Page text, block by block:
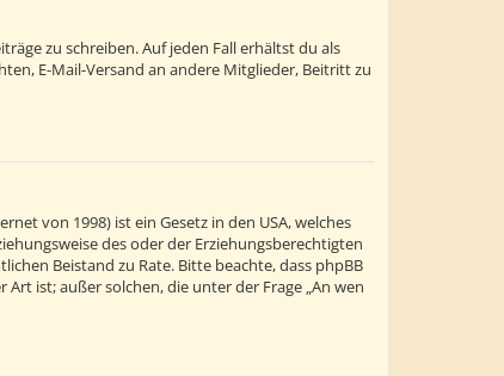
zu schreiben. Auf jeden Fall erhältst du als
E-Mail-Versand an andere Mitglieder, Beitritt zu
von 1998) ist ein Gesetz in den USA, welches
des oder der Erziehungsberechtigten
Beistand zu Rate. Bitte beachte, dass phpBB
ist; außer solchen, die unter der Frage „An wen